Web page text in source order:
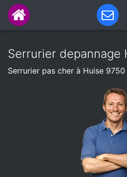
Serrurier depannage
Serrurier pas cher à Huise